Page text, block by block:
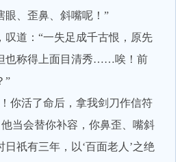
眼、歪鼻、斜嘴呢！”
道：“一失足成千古恨，原先
也称得上面目清秀……唉！前
”
活了命后，拿我剑刀作信符
他当会替你补容，你鼻歪、嘴斜
祇有三年，以‘百面老人’之绝